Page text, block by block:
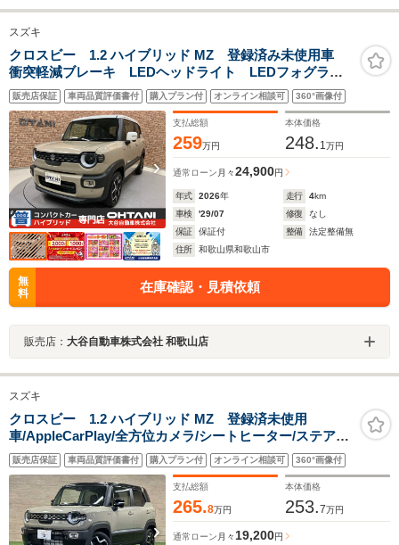
スズキ
クロスビー 1.2 ハイブリッド MZ 登録済み未使用車
衝突軽減ブレーキ LEDヘッドライト LEDフォグラン
プ オートクルーズ キーフリー オートエアコン ア
ルミホイール コーナーセンサー 電子パーキング
販売店保証 車両品質評価書付 購入プラン付 オンライン相談可 360°画像付
支払総額
259万円
本体価格
248. 1万円
通常ローン 月々24,900円
年式 2026年 走行 4km
車検
'29/07 修復
なし
保証
保証付 整備
法定整備無
住所
和歌山県和歌山市
無
料
在庫確認・見積依頼
販売店： 大谷自動車株式会社 和歌山店
スズキ
クロスビー 1.2 ハイブリッド MZ 登録済未使用
車/AppleCarPlay/全方位カメラ/シートヒーター/ステアリ
ングヒーター/フルセグTV/レーダークルーズコントロー
ル/ブラインドスポットモニター/パドルシフト/HDMIポー
ト/クリアランスソナー/Bluetooth接続
販売店保証 車両品質評価書付 購入プラン付 オンライン相談可 360°画像付
支払総額
265.8万円
本体価格
253.7万円
通常ローン 月々 19,200円